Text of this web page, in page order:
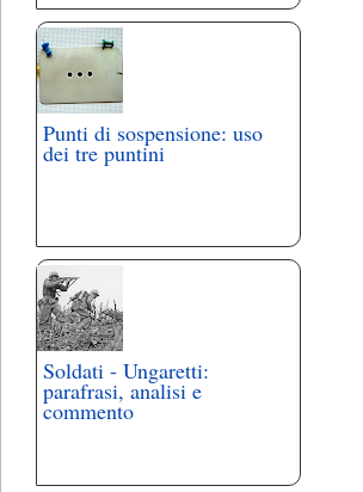
Punti di sospensione: uso
dei tre puntini
Soldati - Ungaretti:
parafrasi, analisi e
commento